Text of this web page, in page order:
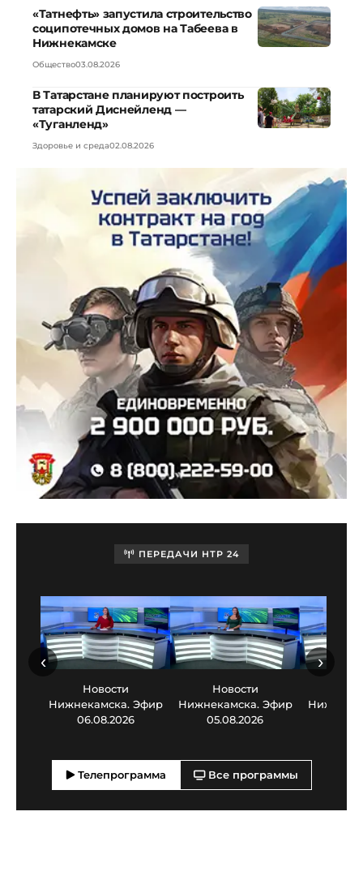
«Татнефть» запустила строительство
соципотечных домов на Табеева в
Нижнекамске
Общество03.08.2026
В Татарстане планируют построить
татарский Диснейленд —
«Туганленд»
Здоровье и среда02.08.2026
ПЕРЕДАЧИ НТР 24
Новости
Нижнекамска. Эфир
06.08.2026
Новости
Нижнекамска. Эфир
05.08.2026
‹ ›
Телепрограмма Все программы